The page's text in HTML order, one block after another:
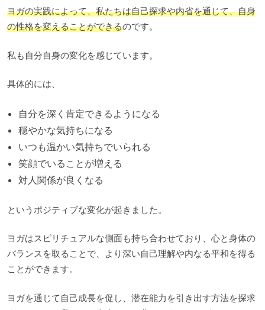
ヨガの実践によって、私たちは自己探求や内省を通じて、自身
の性格を変えることができるのです。
私も自分自身の変化を感じています。
具体的には、
自分を深く肯定できるようになる
穏やかな気持ちになる
いつも温かい気持ちでいられる
笑顔でいることが増える
対人関係が良くなる
というポジティブな変化が起きました。
ヨガはスピリチュアルな側面も持ち合わせており、心と身体の
バランスを取ることで、より深い自己理解や内なる平和を得る
ことができます。
ヨガを通じて自己成長を促し、潜在能力を引き出す方法を探求